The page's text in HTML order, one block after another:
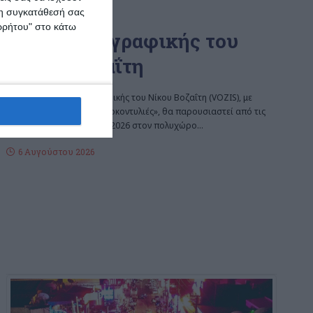
συγκατάθεσή σας
στο κάτω
ΖΆΚΥΝΘΟΣ
Έκθεση ζωγραφικής του
Νίκου Βοζαΐτη
Μια νέα έκθεση ζωγραφικής του Νίκου Βοζαΐτη (VOZIS), με
τίτλο «MONSTERS – Μονοκοντυλιές», θα παρουσιαστεί από τις
10 έως τις 20 Αυγούστου 2026 στον πολυχώρο…
6 Αυγούστου 2026